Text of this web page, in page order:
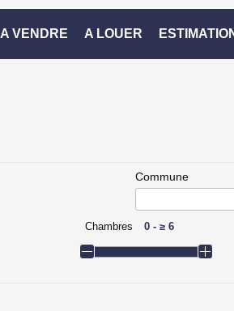
A VENDRE A LOUER
Commune
Chambres 0 -≥ 6